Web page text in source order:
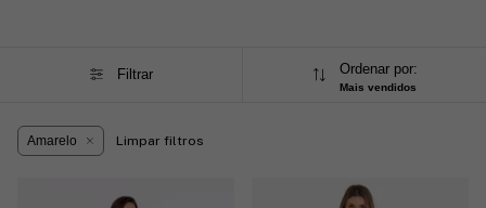
Filtrar Ordenar por:
Mais vendidos
Amarelo Limpar filtros